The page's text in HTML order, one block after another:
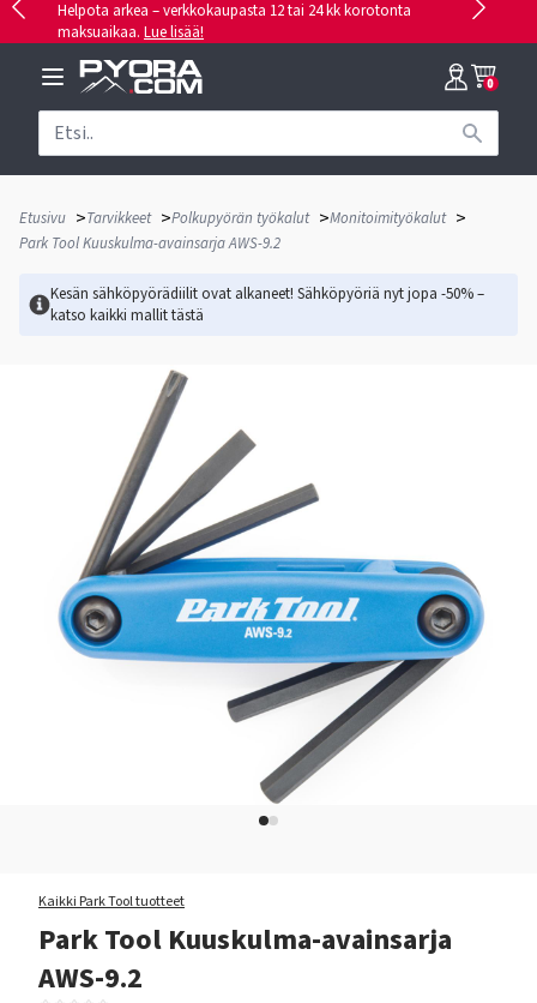
Helpota arkea – verkkokaupasta 12 tai 24 kk korotonta
maksuaikaa. Lue lisää!
0
Etusivu >Tarvikkeet >Polkupyörän työkalut >Monitoimityökalut >
Park Tool Kuuskulma-avainsarja AWS-9.2
Kesän sähköpyörädiilit ovat alkaneet! Sähköpyöriä nyt jopa -50% –
katso kaikki mallittästä
Kaikki Park Tool tuotteet
Park Tool Kuuskulma-avainsarja
AWS-9.2